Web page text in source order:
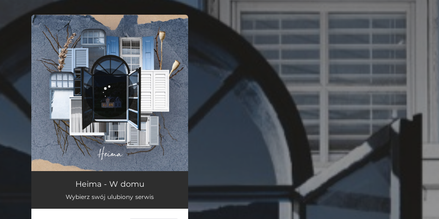
You're all set!
Heima - W domu
Wybierz swój ulubiony serwis